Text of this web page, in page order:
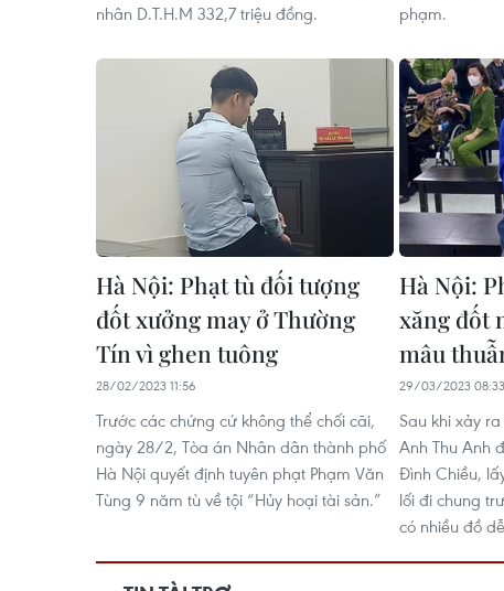
nhân D.T.H.M 332,7 triệu đồng.
phạm.
Hà Nội: Phạt tù đối tượng
đốt xưởng may ở Thường
Tín vì ghen tuông
28/02/2023 11:56
Trước các chứng cứ không thể chối cãi,
ngày 28/2, Tòa án Nhân dân thành phố
Hà Nội quyết định tuyên phạt Phạm Văn
Tùng 9 năm tù về tội “Hủy hoại tài sản.”
Hà Nội:
xăng đốt
mâu
29/03/2023 08:33
Sau khi xảy
Anh Thu Anh
Đình Chiều,
lối đi chung
có nhiều đồ